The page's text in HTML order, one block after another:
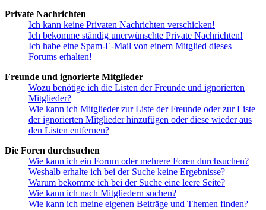
Private Nachrichten
Ich kann keine Privaten Nachrichten verschicken!
Ich bekomme ständig unerwünschte Private Nachrichten!
Ich habe eine Spam-E-Mail von einem Mitglied dieses
Forums erhalten!
Freunde und ignorierte Mitglieder
Wozu benötige ich die Listen der Freunde und ignorierten
Mitglieder?
Wie kann ich Mitglieder zur Liste der Freunde oder zur Liste
der ignorierten Mitglieder hinzufügen oder diese wieder aus
den Listen entfernen?
Die Foren durchsuchen
Wie kann ich ein Forum oder mehrere Foren durchsuchen?
Weshalb erhalte ich bei der Suche keine Ergebnisse?
Warum bekomme ich bei der Suche eine leere Seite?
Wie kann ich nach Mitgliedern suchen?
Wie kann ich meine eigenen Beiträge und Themen finden?